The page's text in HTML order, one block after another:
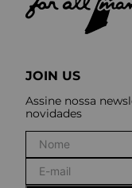
JOIN US
Assine nossa
novidades